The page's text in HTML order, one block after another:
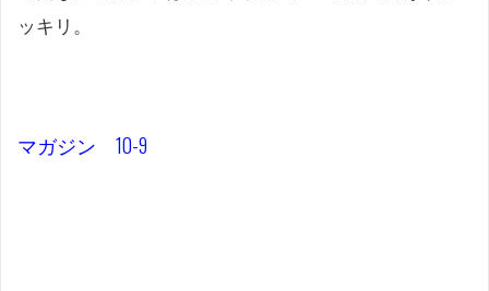
ッキリ。
マガジン 10-9